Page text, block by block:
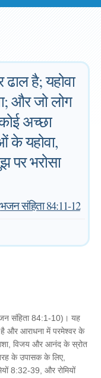
ढाल है; यहोवा
और जो लोग
अच्छा
के यहोवा,
पर भरोसा
भजन संहिता 84:11-12
संहिता 84:1-10)। यह
है और आराधना में परमेश्वर के
विजय और आनंद के स्रोत
के उपासक के लिए,
8:32-39, और रोमियों